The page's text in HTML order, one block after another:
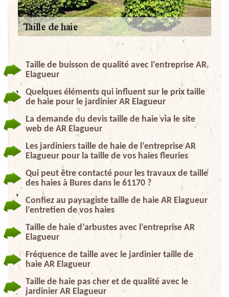
Taille de buisson de qualité avec l’entreprise AR
Elagueur
Quelques éléments qui influent sur le prix taille
de haie pour le jardinier AR Elagueur
La demande du devis taille de haie via le site
web de AR Elagueur
Les jardiniers taille de haie de l’entreprise AR
Elagueur pour la taille de vos haies fleuries
Qui peut être contacté pour les travaux de taille
des haies à Bures dans le 61170 ?
Confiez au paysagiste taille de haie AR Elagueur
l’entretien de vos haies
Taille de haie d’arbustes avec l’entreprise AR
Elagueur
Fréquence de taille avec le jardinier taille de
haie AR Elagueur
Taille de haie pas cher et de qualité avec le
jardinier AR Elagueur